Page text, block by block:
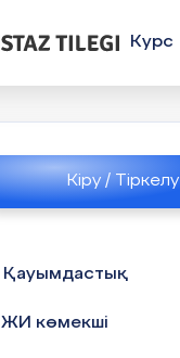
Кіру / Тіркелу
Қауымдастық
ЖИ көмекші
Курс